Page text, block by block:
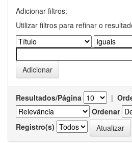
Adicionar filtros:
Utilizar filtros para refinar o
Resultados/Página |
Ordenar
Registro(s)